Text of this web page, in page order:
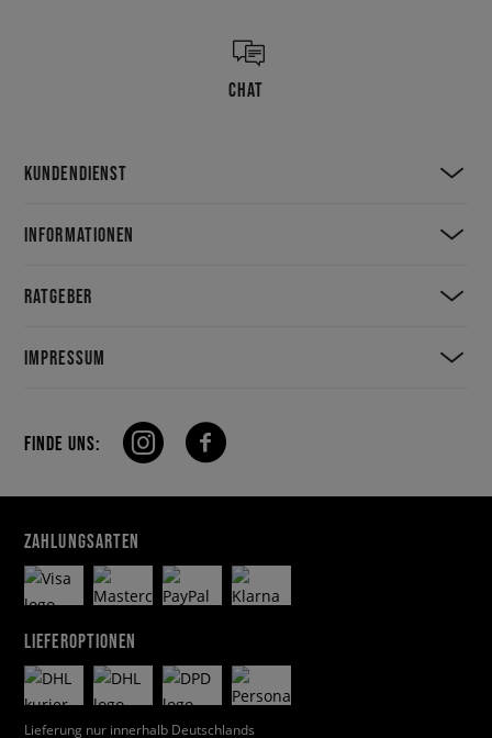
CHAT
KUNDENDIENST
INFORMATIONEN
RATGEBER
IMPRESSUM
FINDE UNS:
ZAHLUNGSARTEN
LIEFEROPTIONEN
Lieferung nur innerhalb Deutschlands